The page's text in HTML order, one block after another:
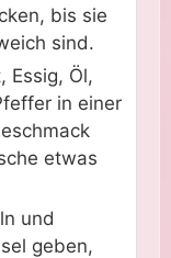
bis sie
sind.
Essig, Öl,
in einer
etwas
und
geben,